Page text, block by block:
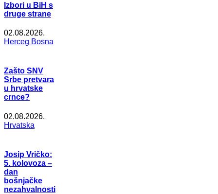
Izbori u BiH s
druge strane
02.08.2026.
Herceg Bosna
Zašto SNV
Srbe pretvara
u hrvatske
crnce?
02.08.2026.
Hrvatska
Josip Vričko:
5. kolovoza –
dan
bošnjačke
nezahvalnosti